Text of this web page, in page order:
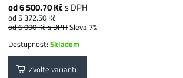
od 6 500.70 Kčs DPH
od 5 372.50 Kč
od 6 990 Kčs DPHSleva 7%
Dostupnost:Skladem
Zvolte variantu